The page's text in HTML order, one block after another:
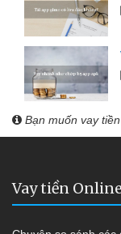
Bạn muốn vay
Vay tiền Online